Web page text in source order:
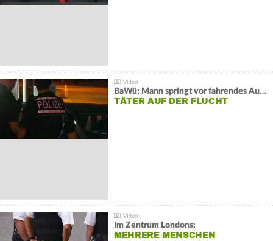
BaWü: Mann springt vor fahrendes Auto und schießt
TÄTER AUF DER FLUCHT
Im Zentrum Londons:
MEHRERE MENSCHEN